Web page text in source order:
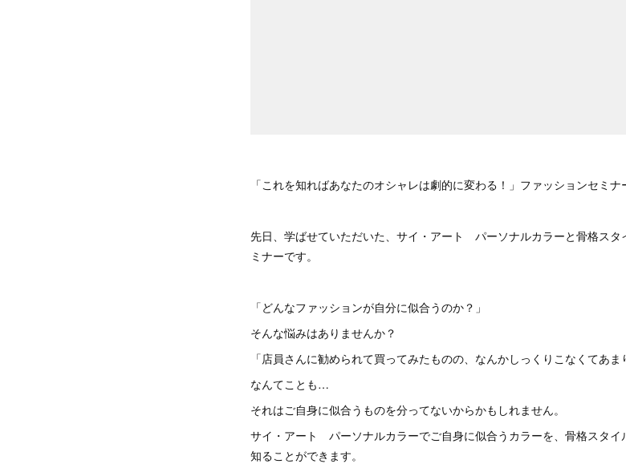
「これを知ればあなたのオシャレは劇的に変わる！」ファッションセミナ
先日、学ばせていただいた、サイ・アート パーソナルカラーと骨格スタ
ミナーです。
「どんなファッションが自分に似合うのか？」
そんな悩みはありませんか？
「店員さんに勧められて買ってみたものの、なんかしっくりこなくてあま
なんてことも…
それはご自身に似合うものを分ってないからかもしれません。
サイ・アート パーソナルカラーでご自身に似合うカラーを、骨格スタイ
知ることができます。